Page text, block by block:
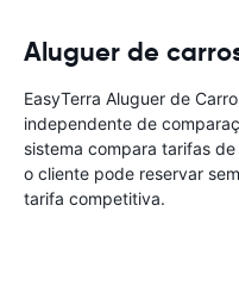
Aluguer de
EasyTerra Aluguer de
independente de
sistema compara tarifas
o cliente pode reservar
tarifa competitiva.